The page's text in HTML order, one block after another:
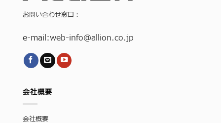
お問い合わせ窓口：
e-mail:web-info@allion.co.jp
会社概要
会社概要